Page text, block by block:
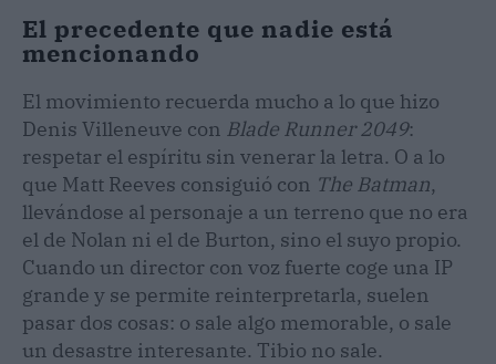
El precedente que nadie está
mencionando
El movimiento recuerda mucho a lo que hizo
Denis Villeneuve con Blade Runner 2049:
respetar el espíritu sin venerar la letra. O a lo
que Matt Reeves consiguió con The Batman,
llevándose al personaje a un terreno que no era
el de Nolan ni el de Burton, sino el suyo propio.
Cuando un director con voz fuerte coge una IP
grande y se permite reinterpretarla, suelen
pasar dos cosas: o sale algo memorable, o sale
un desastre interesante. Tibio no sale.